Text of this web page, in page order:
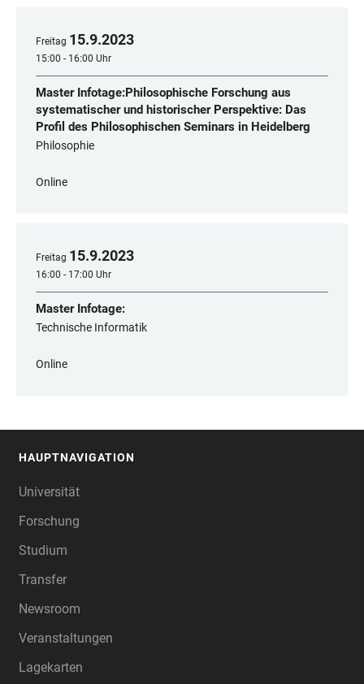
Freitag 15.9.2023
15:00 - 16:00 Uhr
Master Infotage:Philosophische Forschung aus
systematischer und historischer Perspektive: Das
Profil des Philosophischen Seminars in Heidelberg
Philosophie
Online
Freitag 15.9.2023
16:00 - 17:00 Uhr
Master Infotage:
Technische Informatik
Online
HAUPTNAVIGATION
Universität
Forschung
Studium
Transfer
Newsroom
Veranstaltungen
Lagekarten